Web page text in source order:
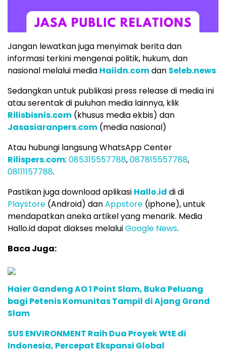
Jangan lewatkan juga menyimak berita dan
informasi terkini mengenai politik, hukum, dan
nasional melalui media Haiidn.comdan Seleb.news
Sedangkan untuk publikasi press release di media ini
atau serentak di puluhan media lainnya, klik
Rilisbisnis.com (khusus media ekbis) dan
Jasasiaranpers.com (media nasional)
Atau hubungi langsung WhatsApp Center
Rilispers.com: 085315557788,087815557788,
08111157788.
Pastikan juga download aplikasi Hallo.id di di
Playstore (Android) danAppstore (iphone), untuk
mendapatkan aneka artikel yang menarik. Media
Hallo.id dapat diakses melaluiGoogle News.
Baca Juga:
Haier Gandeng AO 1 Point Slam, Buka Peluang
bagi Petenis Komunitas Tampil di Ajang Grand
Slam
SUS ENVIRONMENT Raih Dua Proyek WtE di
Indonesia, Percepat Ekspansi Global